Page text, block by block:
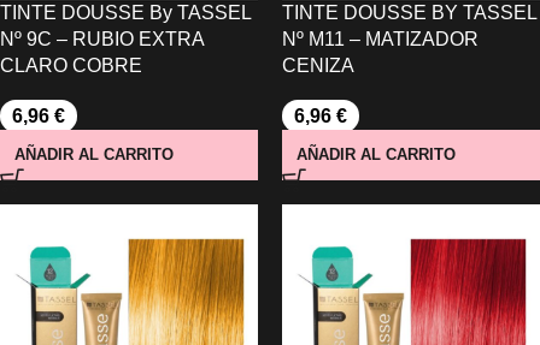
TINTE DOUSSE By TASSEL
Nº 9C – RUBIO EXTRA
CLARO COBRE
6,96 €
AÑADIR AL CARRITO
TINTE DOUSSE BY TASSEL
Nº M11 – MATIZADOR
CENIZA
6,96 €
AÑADIR AL CARRITO